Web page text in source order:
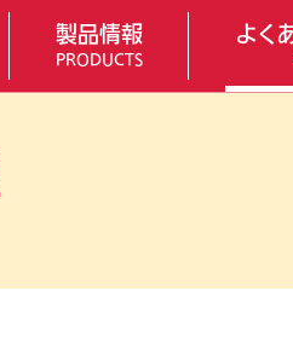
製品情報
PRODUCTS
よく